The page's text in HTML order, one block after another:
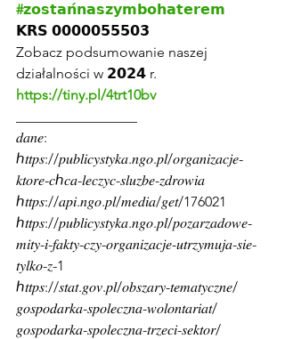
#𝘇𝗼𝘀𝘁𝗮𝗻́𝗻𝗮𝘀𝘇𝘆𝗺𝗯𝗼𝗵𝗮𝘁𝗲𝗿𝗲𝗺
𝗞𝗥𝗦 𝟬𝟬𝟬𝟬𝟬𝟱𝟱𝟱𝟬𝟯
Zobacz podsumowanie naszej
działalności w 𝟮𝟬𝟮𝟰 r.
https://tiny.pl/4trt10bv
𝑑𝑎𝑛𝑒:
ℎ𝑡𝑡𝑝𝑠://𝑝𝑢𝑏𝑙𝑖𝑐𝑦𝑠𝑡𝑦𝑘𝑎.𝑛𝑔𝑜.𝑝𝑙/𝑜𝑟𝑔𝑎𝑛𝑖𝑧𝑎𝑐𝑗𝑒-
𝑘𝑡𝑜𝑟𝑒-𝑐ℎ𝑐𝑎-𝑙𝑒𝑐𝑧𝑦𝑐-𝑠𝑙𝑢𝑧𝑏𝑒-𝑧𝑑𝑟𝑜𝑤𝑖𝑎
ℎ𝑡𝑡𝑝𝑠://𝑎𝑝𝑖.𝑛𝑔𝑜.𝑝𝑙/𝑚𝑒𝑑𝑖𝑎/𝑔𝑒𝑡/176021
ℎ𝑡𝑡𝑝𝑠://𝑝𝑢𝑏𝑙𝑖𝑐𝑦𝑠𝑡𝑦𝑘𝑎.𝑛𝑔𝑜.𝑝𝑙/𝑝𝑜𝑧𝑎𝑟𝑧𝑎𝑑𝑜𝑤𝑒-
𝑚𝑖𝑡𝑦-𝑖-𝑓𝑎𝑘𝑡𝑦-𝑐𝑧𝑦-𝑜𝑟𝑔𝑎𝑛𝑖𝑧𝑎𝑐𝑗𝑒-𝑢𝑡𝑟𝑧𝑦𝑚𝑢𝑗𝑎-𝑠𝑖𝑒-
𝑡𝑦𝑙𝑘𝑜-𝑧-1
ℎ𝑡𝑡𝑝𝑠://𝑠𝑡𝑎𝑡.𝑔𝑜𝑣.𝑝𝑙/𝑜𝑏𝑠𝑧𝑎𝑟𝑦-𝑡𝑒𝑚𝑎𝑡𝑦𝑐𝑧𝑛𝑒/
𝑔𝑜𝑠𝑝𝑜𝑑𝑎𝑟𝑘𝑎-𝑠𝑝𝑜𝑙𝑒𝑐𝑧𝑛𝑎-𝑤𝑜𝑙𝑜𝑛𝑡𝑎𝑟𝑖𝑎𝑡/
𝑔𝑜𝑠𝑝𝑜𝑑𝑎𝑟𝑘𝑎-𝑠𝑝𝑜𝑙𝑒𝑐𝑧𝑛𝑎-𝑡𝑟𝑧𝑒𝑐𝑖-𝑠𝑒𝑘𝑡𝑜𝑟/